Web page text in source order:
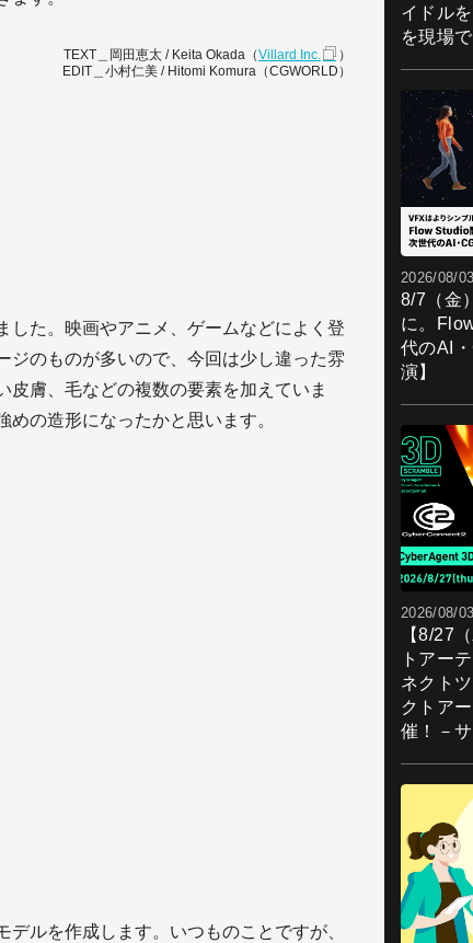
TEXT＿岡田恵太 / Keita Okada（Villard Inc.
）
EDIT＿小村仁美 / Hitomi Komura（CGWORLD）
した。映画やアニメ、ゲームなどによく登
ジのものが多いので、今回は少し違った雰
皮膚、毛などの複数の要素を加えていま
の造形になったかと思います。
ルを作成します。いつものことですが、
イドル
を現場
2026/08/03
8/7（金
に。
代のAI
演】
2026/08/03
【8/27
トアー
ネクト
クトア
催！－